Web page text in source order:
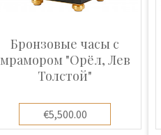
Бронзовые часы с
мрамором "Орёл, Лев
Толстой"
€5,500.00